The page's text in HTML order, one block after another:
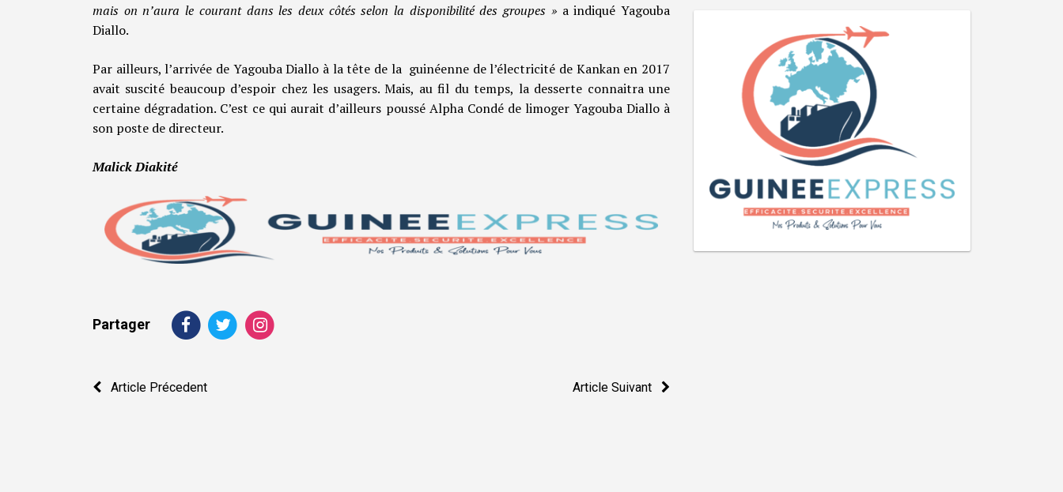
mais on n’aura le courant dans les deux côtés selon la disponibilité des groupes »a indiqué Yagouba
Diallo.
Par ailleurs, l’arrivée de Yagouba Diallo à la tête de la guinéenne de l’électricité de Kankan en 2017
avait suscité beaucoup d’espoir chez les usagers. Mais, au fil du temps, la desserte connaitra une
certaine dégradation. C’est ce qui aurait d’ailleurs poussé Alpha Condé de limoger Yagouba Diallo à
son poste de directeur.
Malick Diakité
Partager
Navigation
Article Précedent Article Suivant